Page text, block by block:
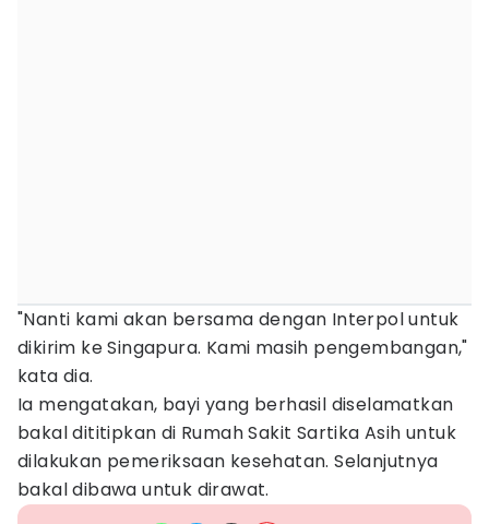
"Nanti kami akan bersama dengan Interpol untuk
dikirim ke Singapura. Kami masih pengembangan,"
kata dia.
Ia mengatakan, bayi yang berhasil diselamatkan
bakal dititipkan di Rumah Sakit Sartika Asih untuk
dilakukan pemeriksaan kesehatan. Selanjutnya
bakal dibawa untuk dirawat.